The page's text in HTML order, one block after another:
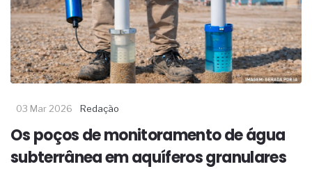
03 Mar 2026 Redação
Os poços de monitoramento de água
subterrânea em aquíferos granulares